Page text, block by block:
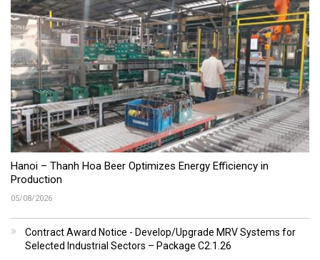
Hanoi – Thanh Hoa Beer Optimizes Energy Efficiency in
Production
05/08/2026
Contract Award Notice - Develop/Upgrade MRV Systems for
Selected Industrial Sectors – Package C2.1.26